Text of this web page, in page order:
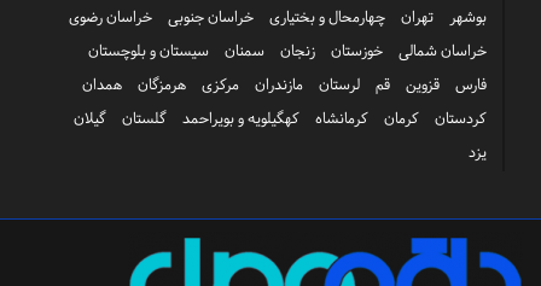
بوشهر
تهران چهارمحال و بختیاری خراسان جنوبی
خراسان رضوی
خراسان شمالی
خوزستان زنجان سمنان
سیستان و بلوچستان
فارس
قزوین قم لرستان مازندران مرکزی هرمزگان
همدان
کردستان
کرمان کرمانشاه کهگیلویه و بویراحمد گلستان
گیلان
یزد